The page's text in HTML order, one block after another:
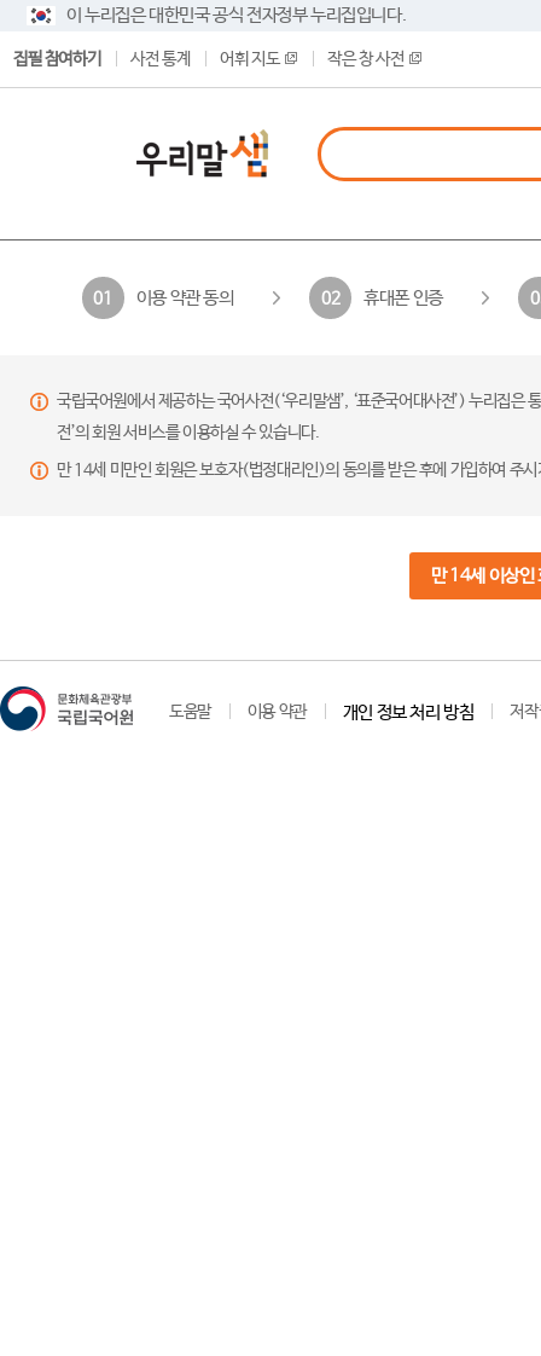
이 누리집은 대한민국 공식 전자정부 누리집입니다.
집필 참여하기 사전 통계 어휘 지도 작은 창 사전
01 이용 약관 동의 02 휴대폰 인증
국립국어원에서 제공하는 국어사전(‘우리말샘’, ‘표준국어대사전’) 누리집
전’의 회원 서비스를 이용하실 수 있습니다.
만 14세 미만인 회원은 보호자(법정대리인)의 동의를 받은 후에 가입하여 주
만 14세 이상인
도움말 이용 약관 개인 정보 처리 방침 저